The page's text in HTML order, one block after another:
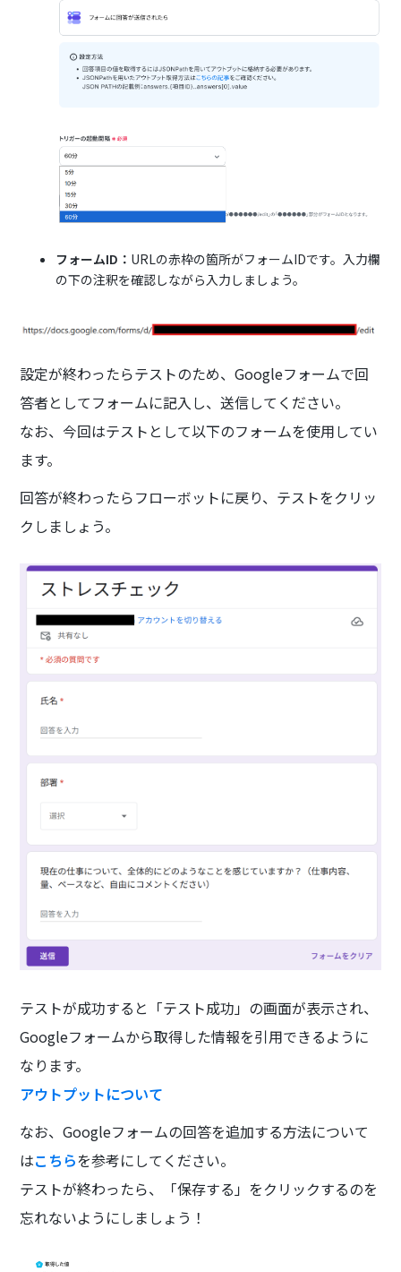
フォームID： URLの赤枠の箇所がフォームIDです。入力欄
の下の注釈を確認しながら入力しましょう。
設定が終わったらテストのため、Googleフォームで回
答者としてフォームに記入し、送信してください。
なお、今回はテストとして以下のフォームを使用してい
ます。
回答が終わったらフローボットに戻り、テストをクリッ
クしましょう。
テストが成功すると「テスト成功」の画面が表示され、
Googleフォームから取得した情報を引用できるように
なります。
アウトプットについて
なお、Googleフォームの回答を追加する方法について
はこちらを参考にしてください。
テストが終わったら、「保存する」をクリックするのを
忘れないようにしましょう！